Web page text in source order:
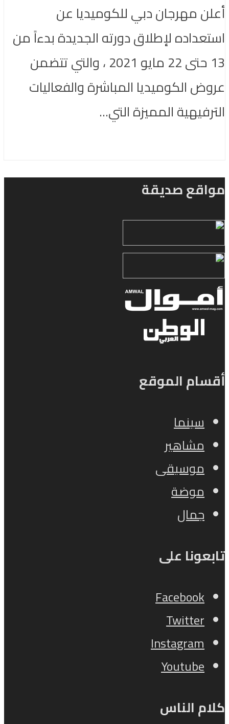
أعلن مهرجان دبي للكوميديا عن
استعداده لإطلاق دورته الجديدة بدءاً من
13 حتى 22 مايو 2021 ، والتي تتضمن
عروض الكوميديا المباشرة والفعاليات
الترفيهية المميزة التي...
مواقع صديقة
أقسام الموقع
سينما
مشاهير
موسيقى
موضة
جمال
تابعونا على
Facebook
Twitter
Instagram
Youtube
كلام الناس